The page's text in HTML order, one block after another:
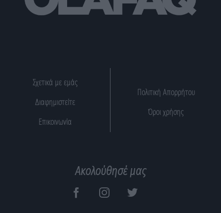
Σχετικά με εμάς
Διαφημιστείτε
Επικοινωνία
Πολιτική Απορρήτου
Όροι χρήσης
Ακολούθησέ μας